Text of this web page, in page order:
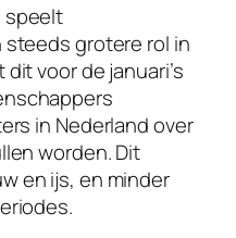
speelt
grotere rol in
voor de januari’s
in Nederland over
worden. Dit
en ijs, en minder